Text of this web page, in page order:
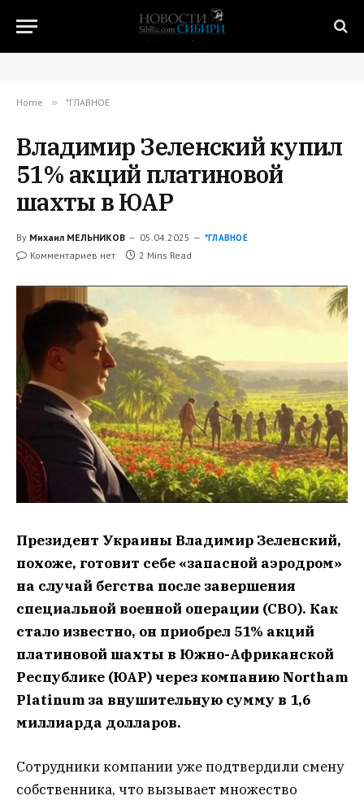
Home » *ГЛАВНОЕ
Владимир Зеленский купил
51% акций платиновой
шахты в ЮАР
By Михаил МЕЛЬНИКОВ 05.04.2025 *ГЛАВНОЕ
Комментариев нет 2 Mins Read
Президент Украины Владимир Зеленский,
похоже, готовит себе «запасной аэродром»
на случай бегства после завершения
специальной военной операции (СВО). Как
стало известно, он приобрел 51% акций
платиновой шахты в Южно-Африканской
Республике (ЮАР) через компанию Northam
Platinum за внушительную сумму в 1,6
миллиарда долларов.
Сотрудники компании уже подтвердили смену
собственника, что вызывает множество